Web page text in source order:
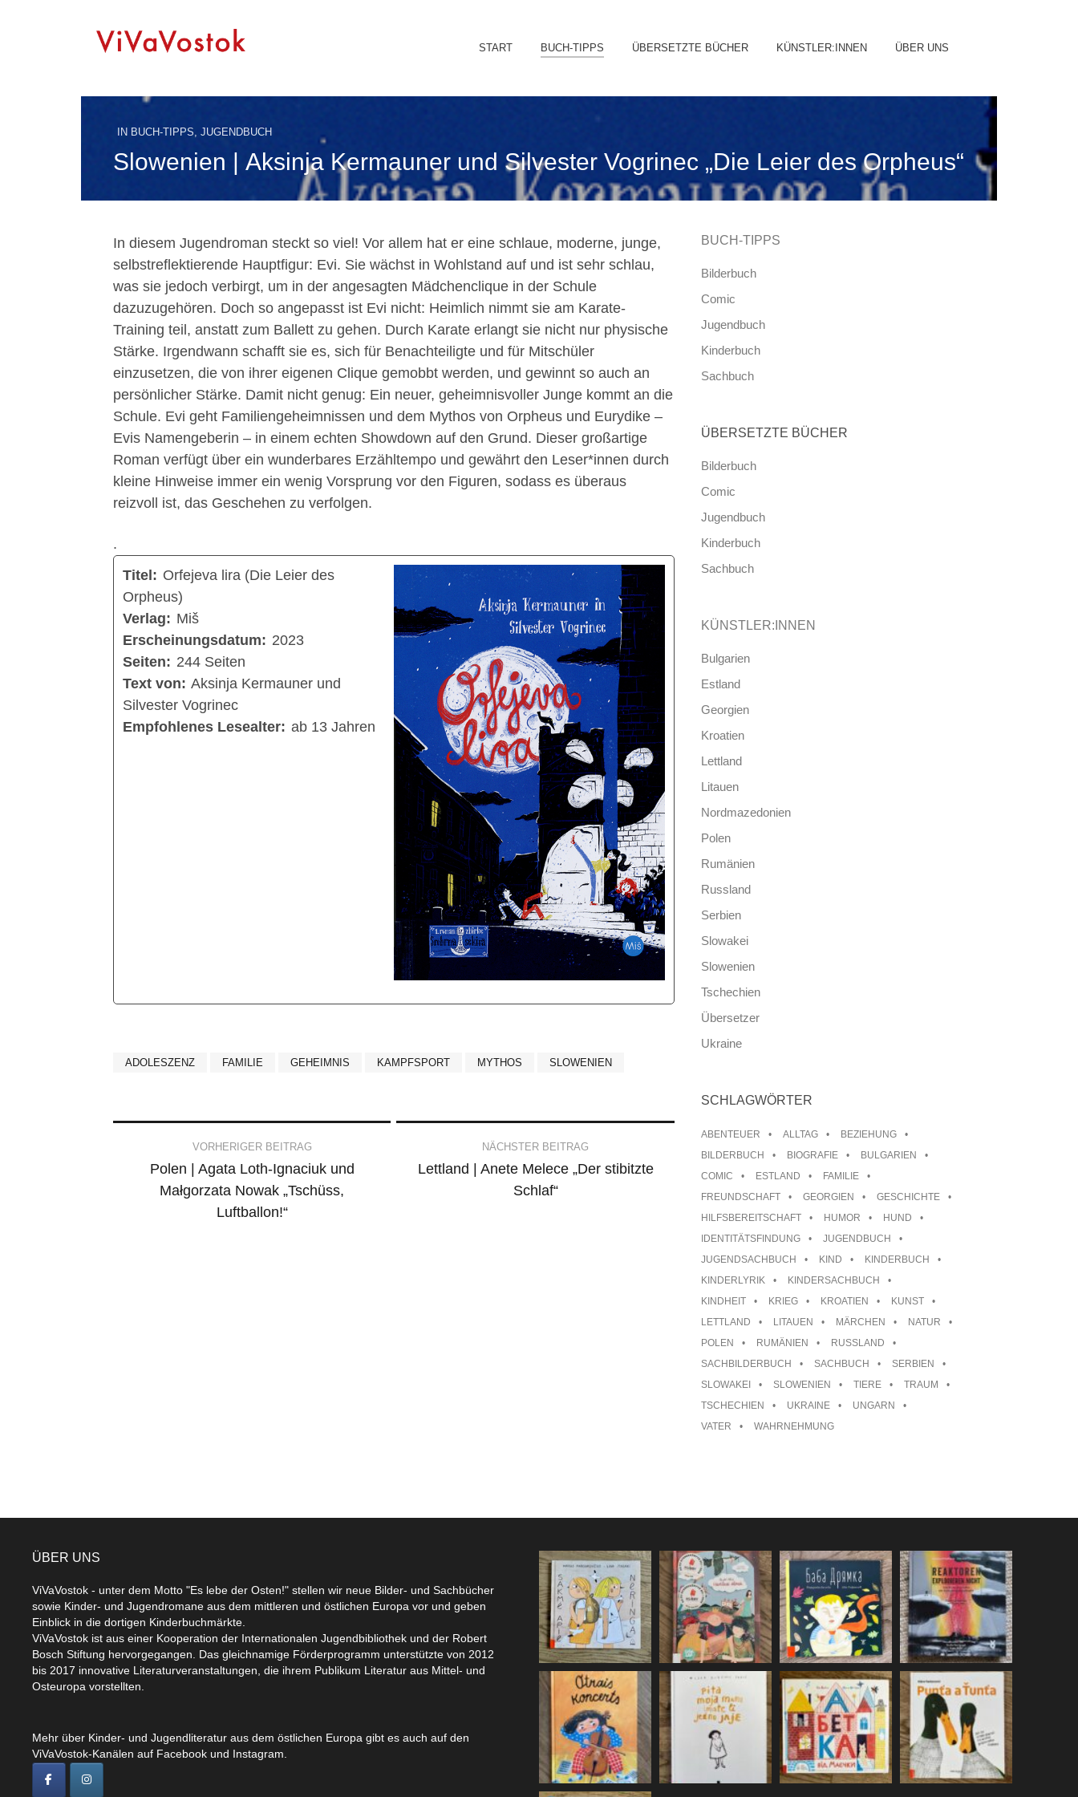
Skip
START BUCH-TIPPS ÜBERSETZTE BÜCHER KÜNSTLER:INNEN ÜBER UNS
IN BUCH-TIPPS, JUGENDBUCH
Slowenien | Aksinja Kermauner und Silvester Vogrinec „Die Leier des Orpheus“
In diesem Jugendroman steckt so viel! Vor allem hat er eine schlaue, moderne, junge,
selbstreflektierende Hauptfigur: Evi. Sie wächst in Wohlstand auf und ist sehr schlau,
was sie jedoch verbirgt, um in der angesagten Mädchenclique in der Schule
dazuzugehören. Doch so angepasst ist Evi nicht: Heimlich nimmt sie am Karate-
Training teil, anstatt zum Ballett zu gehen. Durch Karate erlangt sie nicht nur physische
Stärke. Irgendwann schafft sie es, sich für Benachteiligte und für Mitschüler
einzusetzen, die von ihrer eigenen Clique gemobbt werden, und gewinnt so auch an
persönlicher Stärke. Damit nicht genug: Ein neuer, geheimnisvoller Junge kommt an die
Schule. Evi geht Familiengeheimnissen und dem Mythos von Orpheus und Eurydike –
Evis Namengeberin – in einem echten Showdown auf den Grund. Dieser großartige
Roman verfügt über ein wunderbares Erzähltempo und gewährt den Leser*innen durch
kleine Hinweise immer ein wenig Vorsprung vor den Figuren, sodass es überaus
reizvoll ist, das Geschehen zu verfolgen.
.
Titel: Orfejeva lira (Die Leier des
Orpheus)
Verlag: Miš
Erscheinungsdatum: 2023
Seiten: 244 Seiten
Text von: Aksinja Kermauner und
Silvester Vogrinec
Empfohlenes Lesealter: ab 13 Jahren
ADOLESZENZ FAMILIE GEHEIMNIS KAMPFSPORT MYTHOS SLOWENIEN
navigation
VORHERIGER BEITRAG
Polen | Agata Loth-Ignaciuk und
Małgorzata Nowak „Tschüss,
Luftballon!“
NÄCHSTER BEITRAG
Lettland | Anete Melece „Der stibitzte
Schlaf“
BUCH-TIPPS
Bilderbuch
Comic
Jugendbuch
Kinderbuch
Sachbuch
ÜBERSETZTE BÜCHER
Bilderbuch
Comic
Jugendbuch
Kinderbuch
Sachbuch
KÜNSTLER:INNEN
Bulgarien
Estland
Georgien
Kroatien
Lettland
Litauen
Nordmazedonien
Polen
Rumänien
Russland
Serbien
Slowakei
Slowenien
Tschechien
Übersetzer
Ukraine
SCHLAGWÖRTER
ABENTEUER ALLTAG
BEZIEHUNG
BILDERBUCH
BIOGRAFIE
BULGARIEN
COMIC
ESTLAND
FAMILIE
FREUNDSCHAFT
GEORGIEN
GESCHICHTE
HILFSBEREITSCHAFT
HUMOR
HUND
IDENTITÄTSFINDUNG
JUGENDBUCH
JUGENDSACHBUCH
KIND
KINDERBUCH
KINDERLYRIK
KINDERSACHBUCH
KINDHEIT
KRIEG KROATIEN
KUNST
LETTLAND
LITAUEN MÄRCHEN
NATUR
POLEN
RUMÄNIEN
RUSSLAND
SACHBILDERBUCH
SACHBUCH
SERBIEN
SLOWAKEI
SLOWENIEN TIERE
TRAUM
TSCHECHIEN
UKRAINE
UNGARN
VATER
WAHRNEHMUNG
ÜBER UNS
ViVaVostok - unter dem Motto "Es lebe der Osten!" stellen wir neue Bilder- und Sachbücher
sowie Kinder- und Jugendromane aus dem mittleren und östlichen Europa vor und geben
Einblick in die dortigen Kinderbuchmärkte.
ViVaVostok ist aus einer Kooperation der Internationalen Jugendbibliothek und der Robert
Bosch Stiftung hervorgegangen. Das gleichnamige Förderprogramm unterstützte von 2012
bis 2017 innovative Literaturveranstaltungen, die ihrem Publikum Literatur aus Mittel- und
Osteuropa vorstellten.
Mehr über Kinder- und Jugendliteratur aus dem östlichen Europa gibt es auch auf den
ViVaVostok-Kanälen auf Facebook und Instagram.